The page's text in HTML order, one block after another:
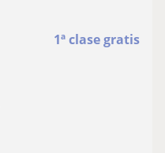
1ª clase gratis